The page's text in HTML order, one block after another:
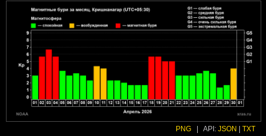
PNG API: JSON TXT